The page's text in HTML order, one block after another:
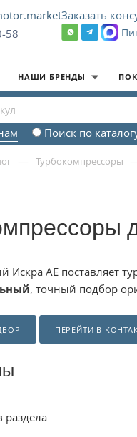
58
Заказать
НАШИ БРЕНДЫ
Поиск по
— Турбокомпрессоры
Искра АЕ поставляет
, точный подбор
ПЕРЕЙТИ В
раздела